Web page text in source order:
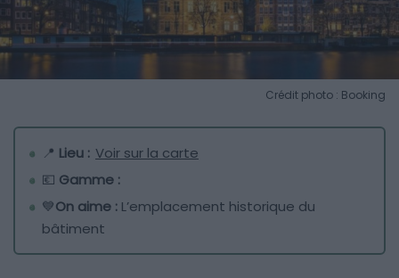
Crédit photo : Booking
📍 Lieu : Voir sur la carte
💶 Gamme :
💙On aime : L’emplacement historique du
bâtiment